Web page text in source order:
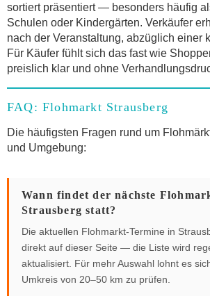
sortiert präsentiert — besonders häufig
Schulen oder Kindergärten. Verkäufer
nach der Veranstaltung, abzüglich einer
Für Käufer fühlt sich das fast wie
preislich klar und ohne
FAQ: Flohmarkt Strausberg
Die häufigsten Fragen rund um
und Umgebung:
Wann findet der nächste
Strausberg statt?
Die aktuellen Flohmarkt-Termine in
direkt auf dieser Seite — die Liste wird
aktualisiert. Für mehr Auswahl lohnt es
Umkreis von 20–50 km zu prüfen.